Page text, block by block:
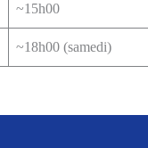
~15h00
~18h00 (samedi)